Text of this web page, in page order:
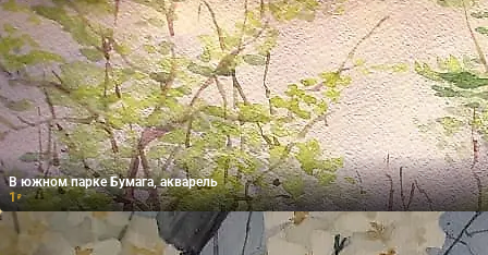
В южном парке Бумага, акварель
1₽